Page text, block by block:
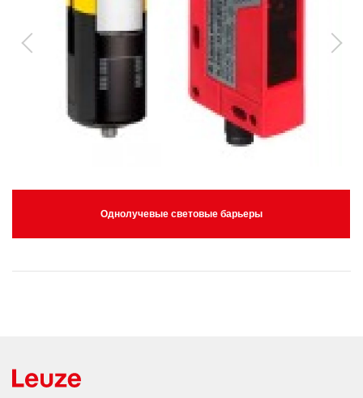
Однолучевые световые барьеры